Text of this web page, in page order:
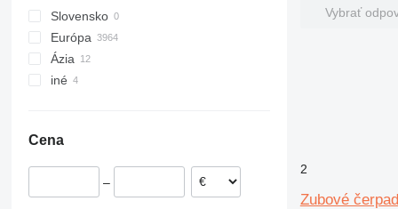
Slovensko
Európa
Rumunsko
Dánsko
Ázia
iné
Cena
–
Vybrať
2
Zubové